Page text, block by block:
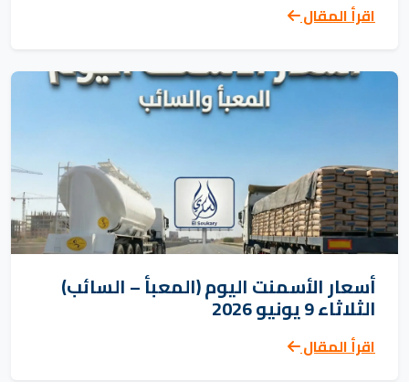
اقرأ المقال
أسعار الأسمنت اليوم (المعبأ – السائب)
الثلاثاء 9 يونيو 2026
اقرأ المقال